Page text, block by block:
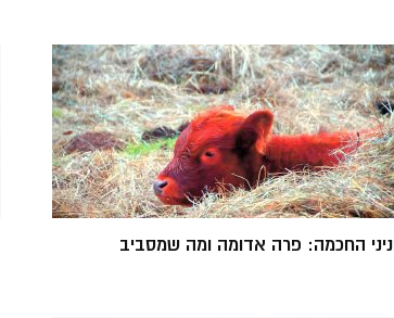
החכמה: פרה אדומה ומה שמסביב